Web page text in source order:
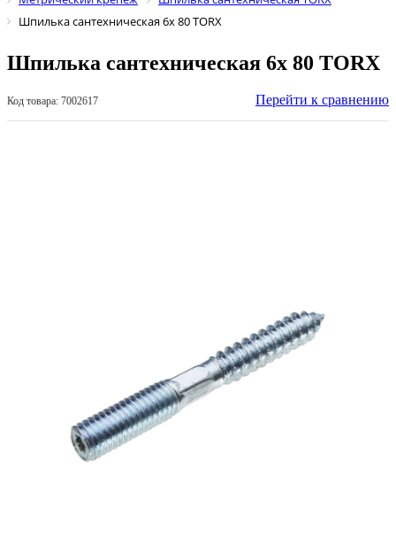
Шпилька сантехническая 6х 80 TORX
Шпилька сантехническая 6х 80 TORX
Код товара: 7002617 Перейти к сравнению